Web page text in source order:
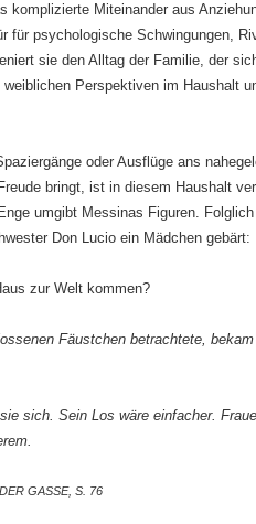
komplizierte Miteinander aus
für psychologische Schwingungen,
sie den Alltag der Familie, der
Perspektiven im Haushalt
oder Ausflüge ans
bringt, ist in diesem Haushalt
umgibt Messinas Figuren.
Don Lucio ein Mädchen gebärt:
zur Welt kommen?
Fäustchen betrachtete,
sich. Sein Los wäre einfacher.
GASSE, S. 76